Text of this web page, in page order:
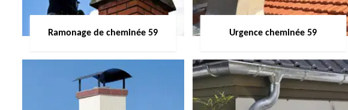
Ramonage de cheminée 59 Urgence cheminée 59